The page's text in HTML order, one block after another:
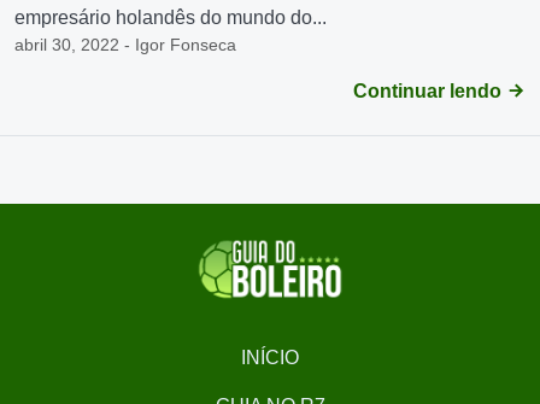
empresário holandês do mundo do...
abril 30, 2022 - Igor Fonseca
Continuar lendo
INÍCIO